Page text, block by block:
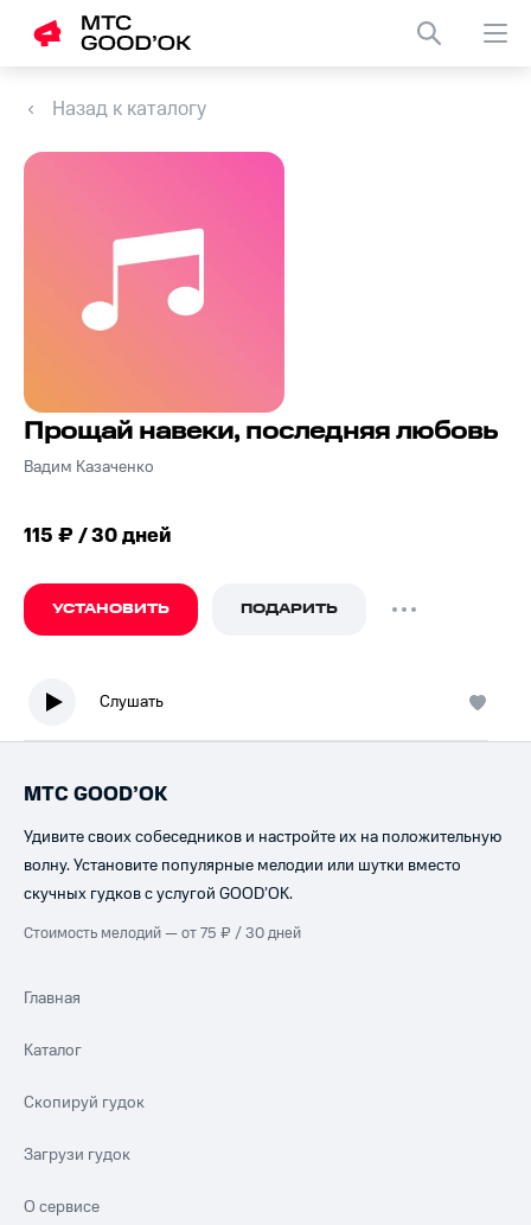
Назад к каталогу
Прощай навеки, последняя любовь
Вадим Казаченко
115 ₽ / 30 дней
УСТАНОВИТЬ ПОДАРИТЬ
Слушать
МТС GOOD’OK
Удивите своих собеседников и настройте их на положительную
волну. Установите популярные мелодии или шутки вместо
скучных гудков с услугой GOOD’OK.
Стоимость мелодий — от 75 ₽ / 30 дней
Главная
Каталог
Скопируй гудок
Загрузи гудок
О сервисе